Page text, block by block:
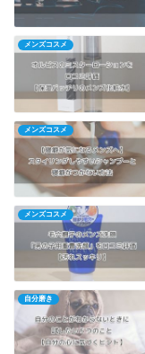
メンズコスメ
メンズコスメ
メンズコスメ
自分磨き